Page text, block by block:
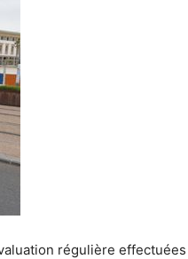
régulière effectuées